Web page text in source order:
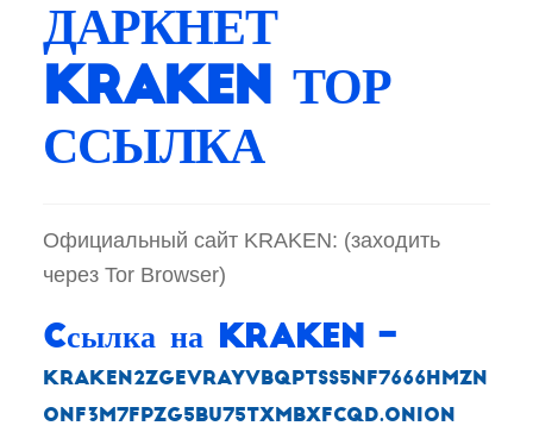
ДАРКНЕТ
KRAKEN ТОР
ССЫЛКА
Официальный сайт KRAKEN: (заходить
через Tor Browser)
Cсылка на Kraken –
kraken2zgevrayvbqptss5nf7666hmzn
onf3m7fpzg5bu75txmbxfcqd.onion